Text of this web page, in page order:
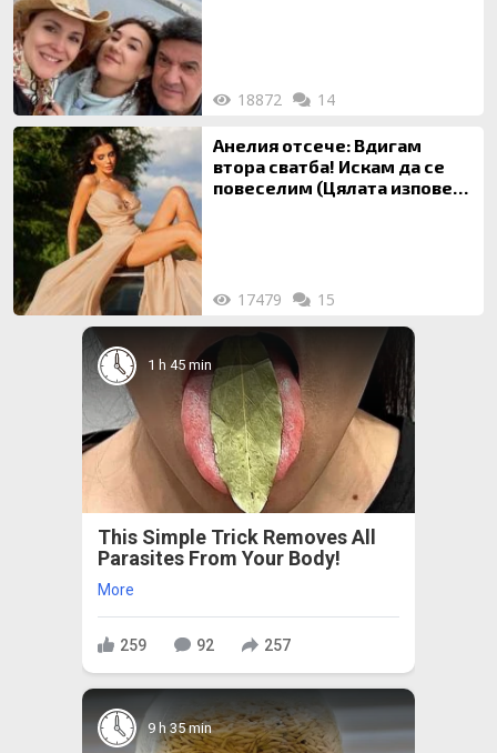
18872 14
Анелия отсече: Вдигам
втора сватба! Искам да се
повеселим (Цялата изповед
17479 15
1 h 45 min
This Simple Trick Removes All
Parasites From Your Body!
More
259 92 257
9 h 35 min